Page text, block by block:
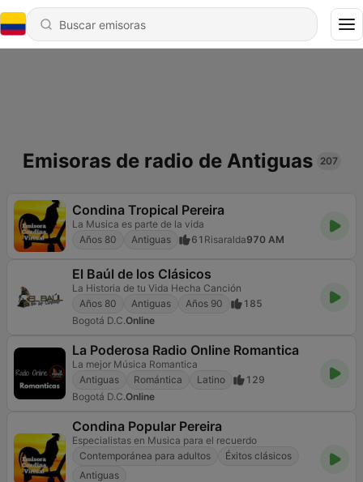
Emisoras de radio de Antiguas 207
Condina Tropical Pereira
La Musica es parte de la vida
Años 80
Antiguas 61 Risaralda970 AM
El Baúl de los Clásicos
La Historia de tu Vida Hecha Canción
Años 80
Antiguas Años 90
185
Bogotá D.C.Online
La Poderosa Radio Online Romantica
La mejor Música Romantica
Antiguas
Romántica Latino
129
Bogotá D.C.Online
Condina Popular Pereira
Especialistas en Musica para el recuerdo
Contemporánea para adultos
Éxitos clásicos
Antiguas